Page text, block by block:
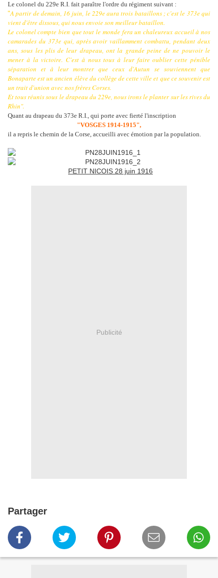
Le colonel du 229e R.I. fait paraître l'ordre du régiment suivant :
"A partir de demain, 16 juin, le 229e aura trois bataillons ; c'est le 373e qui
vient d'être dissous, qui nous envoie son meilleur bataillon.
Le colonel compte bien que tout le monde fera un chaleureux accueil à nos
camarades du 373e qui, après avoir vaillamment combattu, pendant deux
ans, sous les plis de leur drapeau, ont la grande peine de ne pouvoir le
mener à la victoire. C'est à nous tous à leur faire oublier cette pénible
séparation et à leur montrer que ceux d'Autun se souviennent que
Bonaparte est un ancien élève du collège de cette ville et que ce souvenir est
un trait d'union avec nos frères Corses.
Et tous réunis sous le drapeau du 229e, nous irons le planter sur les rives du
Rhin".
Quant au drapeau du 373e R.I., qui porte avec fierté l'inscription
"VOSGES 1914-1915",
il a repris le chemin de la Corse, accueilli avec émotion par la population.
PETIT NICOIS 28 juin 1916
Publicité
Partager